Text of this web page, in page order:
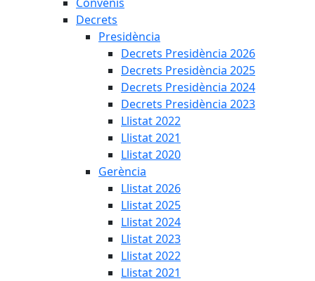
Decrets
Presidència
Decrets Presidència 2026
Decrets Presidència 2025
Decrets Presidència 2024
Decrets Presidència 2023
Llistat 2022
Llistat 2021
Llistat 2020
Gerència
Llistat 2026
Llistat 2025
Llistat 2024
Llistat 2023
Llistat 2022
Llistat 2021